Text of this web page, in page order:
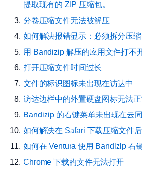
提取现有的 ZIP 压缩包。
分卷压缩文件无法被解压
如何解决报错显示：必须拆分压
用 Bandizip 解压的应用文件打不
打开压缩文件时间过长
文件的标识图标未出现在访达中
访达边栏中的外置硬盘图标无法正
Bandizip 的右键菜单未出现在云
如何解决在 Safari 下载压缩文件
如何在 Ventura 使用 Bandizip 右
Chrome 下载的文件无法打开